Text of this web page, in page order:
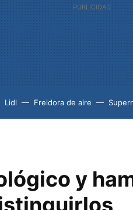
Lidl Freidora de aire
y